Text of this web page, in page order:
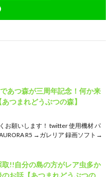
あつ森が三周年記念！何か来
つまれどうぶつの森】
お願いします！ twitter 使用機材 パ
R5 →ガレリア 録画ソフト→
取!!自分の島の方がレア虫多か
お話【あつまれどうぶつの